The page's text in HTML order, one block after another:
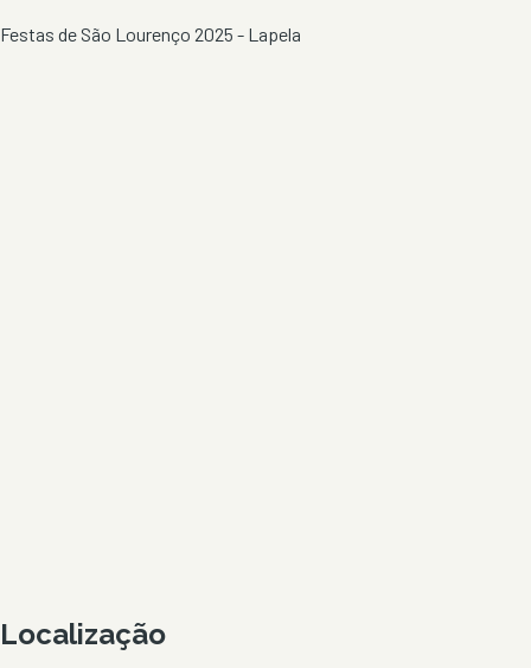
Festas de São Lourenço 2025 - Lapela
Localização